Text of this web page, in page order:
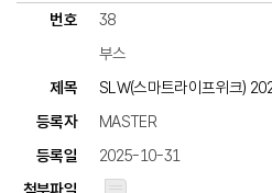
38
부스
SLW(스마트라이프위크)
MASTER
2025-10-31